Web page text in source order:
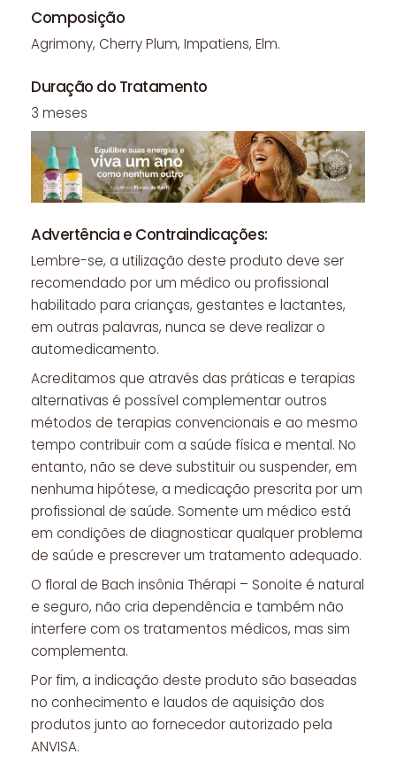
Composição
Agrimony, Cherry Plum, Impatiens, Elm.
Duração do Tratamento
3 meses
Advertência e Contraindicações:
Lembre-se, a utilização deste produto deve ser
recomendado por um médico ou profissional
habilitado para crianças, gestantes e lactantes,
em outras palavras, nunca se deve realizar o
automedicamento.
Acreditamos que através das práticas e terapias
alternativas é possível complementar outros
métodos de terapias convencionais e ao mesmo
tempo contribuir com a saúde física e mental. No
entanto, não se deve substituir ou suspender, em
nenhuma hipótese, a medicação prescrita por um
profissional de saúde. Somente um médico está
em condições de diagnosticar qualquer problema
de saúde e prescrever um tratamento adequado.
O floral de Bach insônia Thérapi – Sonoite é natural
e seguro, não cria dependência e também não
interfere com os tratamentos médicos, mas sim
complementa.
Por fim, a indicação deste produto são baseadas
no conhecimento e laudos de aquisição dos
produtos junto ao fornecedor autorizado pela
ANVISA.